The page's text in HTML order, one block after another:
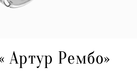
Артур Рембо»